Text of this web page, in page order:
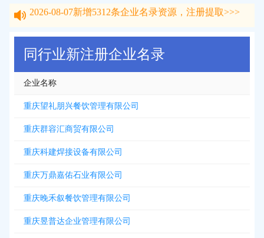
2026-08-07新增5312 条企业名录资源，注册提取>>>
同行业新注册企业名录
企业名称
重庆望礼朋兴餐饮管理有限公司
重庆群容汇商贸有限公司
重庆科建焊接设备有限公司
重庆万鼎嘉佑石业有限公司
重庆晚禾叙餐饮管理有限公司
重庆昱普达企业管理有限公司